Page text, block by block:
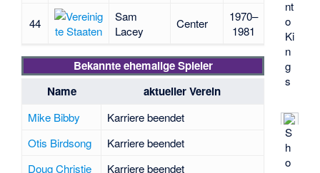
nt
o
Ki
n
g
s
S
h
o
44
Sam
Lacey
Center
1970–
1981
Bekannte ehemalige Spieler
Name
aktueller Verein
Mike Bibby
Karriere beendet
Otis Birdsong
Karriere beendet
Doug Christie
Karriere beendet